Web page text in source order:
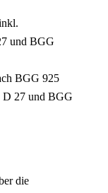
und BGG
BGG 925
D 27 und BGG
die